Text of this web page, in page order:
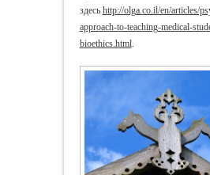
здесь http://olga.co.il/en/articles/
approach-to-teaching-medical-
bioethics.html.